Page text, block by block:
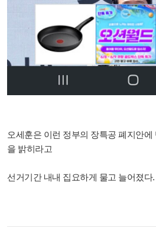
오세훈은 이런 정부의 장특공 폐지안
을 밝히라고
선거기간 내내 집요하게 물고 늘어졌다.